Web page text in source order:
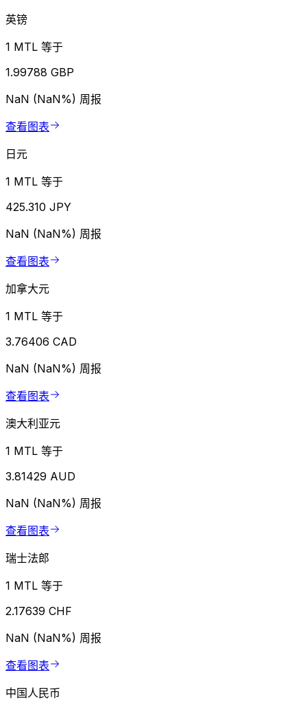
英镑
1 MTL 等于
1.99788 GBP
NaN (NaN%) 周报
查看图表
日元
1 MTL 等于
425.310 JPY
NaN (NaN%) 周报
查看图表
加拿大元
1 MTL 等于
3.76406 CAD
NaN (NaN%) 周报
查看图表
澳大利亚元
1 MTL 等于
3.81429 AUD
NaN (NaN%) 周报
查看图表
瑞士法郎
1 MTL 等于
2.17639 CHF
NaN (NaN%) 周报
查看图表
中国人民币